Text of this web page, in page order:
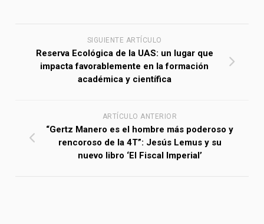
SIGUIENTE ARTÍCULO
Reserva Ecológica de la UAS: un lugar que
impacta favorablemente en la formación
académica y científica
ARTÍCULO ANTERIOR
“Gertz Manero es el hombre más poderoso y
rencoroso de la 4T”: Jesús Lemus y su
nuevo libro ‘El Fiscal Imperial’